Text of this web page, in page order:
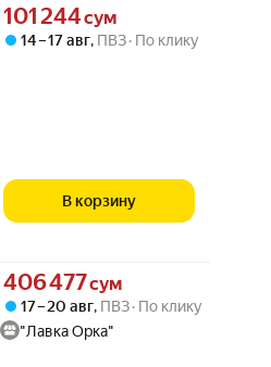
Цена 101244 сум вместо
101 244сум
14 – 17 авг, ПВЗ По клику
В корзину
Цена 406477 сум вместо
406 477сум
17 – 20 авг, ПВЗ По клику
"Лавка Орка"